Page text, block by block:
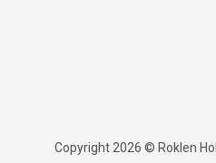
Copyright 2026 © Roklen